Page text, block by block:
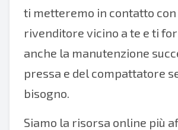
ti metteremo in contatto con
rivenditore vicino a te e ti
anche la manutenzione
pressa e del compattatore
bisogno.
Siamo la risorsa online più